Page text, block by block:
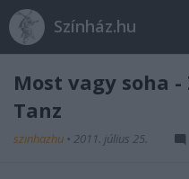
Színház.hu
Most vagy soha
Tanz
szinhazhu • 2011. július 25.